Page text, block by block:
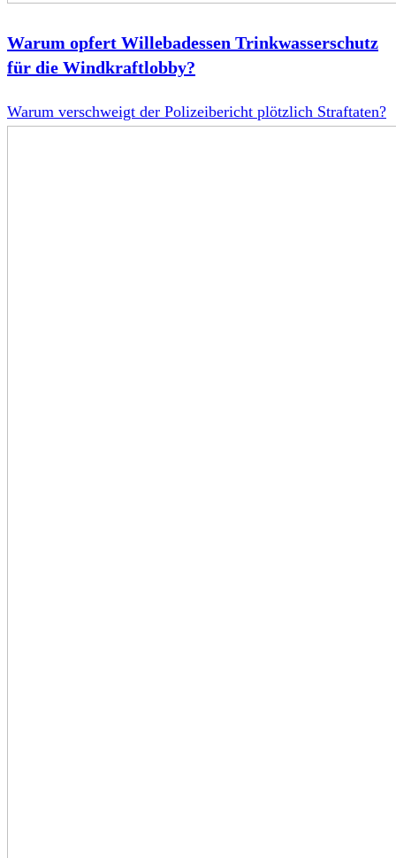
Warum opfert Willebadessen Trinkwasserschutz
für die Windkraftlobby?
Warum verschweigt der Polizeibericht plötzlich Straftaten?